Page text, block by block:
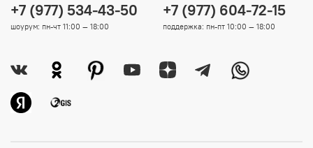
+7 (977) 534-43-50
шоурум: пн-чт 11:00 — 18:00
+7 (977) 604-72-15
поддержка: пн-пт 10:00 — 18:00